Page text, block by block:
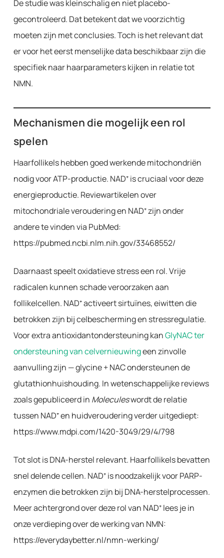
De studie was kleinschalig en niet placebo-
gecontroleerd. Dat betekent dat we voorzichtig
moeten zijn met conclusies. Toch is het relevant dat
er voor het eerst menselijke data beschikbaar zijn die
specifiek naar haarparameters kijken in relatie tot
NMN.
Mechanismen die mogelijk een rol
spelen
Haarfollikels hebben goed werkende mitochondriën
nodig voor ATP-productie. NAD⁺ is cruciaal voor deze
energieproductie. Reviewartikelen over
mitochondriale veroudering en NAD⁺ zijn onder
andere te vinden via PubMed:
https://pubmed.ncbi.nlm.nih.gov/33468552/
Daarnaast speelt oxidatieve stress een rol. Vrije
radicalen kunnen schade veroorzaken aan
follikelcellen. NAD⁺ activeert sirtuïnes, eiwitten die
betrokken zijn bij celbescherming en stressregulatie.
Voor extra antioxidantondersteuning kanGlyNAC ter
ondersteuning van celvernieuwingeen zinvolle
aanvulling zijn — glycine + NAC ondersteunen de
glutathionhuishouding. In wetenschappelijke reviews
zoals gepubliceerd in Moleculeswordt de relatie
tussen NAD⁺ en huidveroudering verder uitgediept:
https://www.mdpi.com/1420-3049/29/4/798
Tot slot is DNA-herstel relevant. Haarfollikels bevatten
snel delende cellen. NAD⁺ is noodzakelijk voor PARP-
enzymen die betrokken zijn bij DNA-herstelprocessen.
Meer achtergrond over deze rol van NAD⁺ lees je in
onze verdieping over de werking van NMN:
https://everydaybetter.nl/nmn-werking/